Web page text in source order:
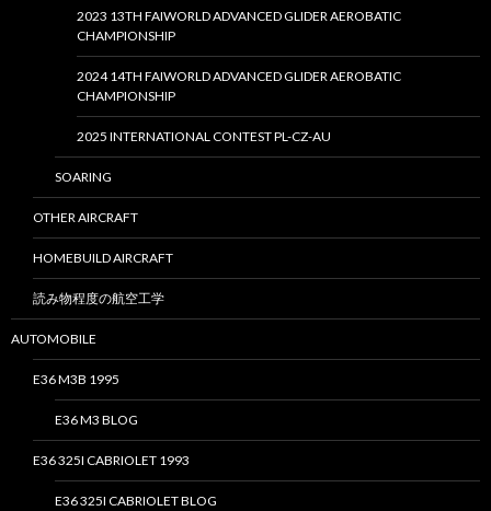
2023 13TH FAIWORLD ADVANCED GLIDER AEROBATIC
CHAMPIONSHIP
2024 14TH FAIWORLD ADVANCED GLIDER AEROBATIC
CHAMPIONSHIP
2025 INTERNATIONAL CONTEST PL-CZ-AU
SOARING
OTHER AIRCRAFT
HOMEBUILD AIRCRAFT
読み物程度の航空工学
AUTOMOBILE
E36 M3B 1995
E36 M3 BLOG
E36 325I CABRIOLET 1993
E36 325I CABRIOLET BLOG